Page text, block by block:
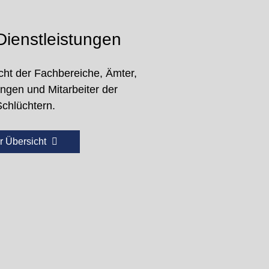
der Fachbereiche, Ämter,
und Mitarbeiter der
Übersicht